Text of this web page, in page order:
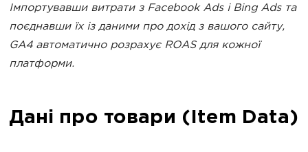
Імпортувавши витрати з Facebook Ads і Bing Ads та
поєднавши їх із даними про дохід з вашого сайту,
GA4 автоматично розрахує ROAS для кожної
платформи.
Дані про товари (Item Data)